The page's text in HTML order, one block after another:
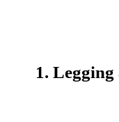
1.